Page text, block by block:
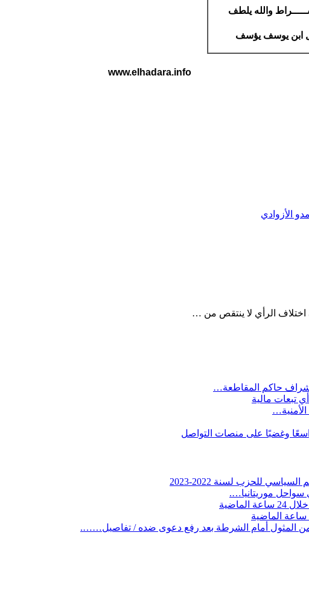
والله يلطف
ابن يوسف يؤسف
www.elhadara.info
الأزوادي
اختلاف الرأي لا ينتقص من …
حاكم المقاطعة…
تبعات مالية
وغضبًا على منصات التواصل
للحزب لسنة 2022-2023
موريتانيا….
المثول أمام الشرطة بعد رفع دعوى ضده / تفاصيل…….